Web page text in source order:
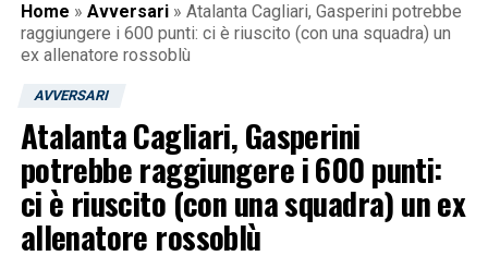
Home » Avversari » Atalanta Cagliari, Gasperini potrebbe
raggiungere i 600 punti: ci è riuscito (con una squadra) un
ex allenatore rossoblù
AVVERSARI
Atalanta Cagliari, Gasperini
potrebbe raggiungere i 600 punti:
ci è riuscito (con una squadra) un ex
allenatore rossoblù